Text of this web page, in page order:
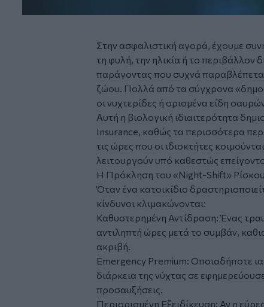
Στην ασφαλιστική αγορά, έχουμε
τη φυλή, την ηλικία ή το περιβάλλον
παράγοντας που συχνά
ζώου. Πολλά από τα σύγχρονα
οι νυχτερίδες ή ορισμένα είδη
Αυτή η βιολογική ιδιαιτερότητα
Insurance, καθώς τα περισσότερα
τις ώρες που οι ιδιοκτήτες
λειτουργούν υπό καθεστώς
Η Πρόκληση του «Night-Shift» Ρίσκου
Όταν ένα κατοικίδιο
κίνδυνοι κλιμακώνονται:
Καθυστερημένη Αντίδραση: Ένας
αντιληπτή ώρες μετά το συμβάν,
ακριβή.
Emergency Premium: Οποιαδήποτε
διάρκεια της νύχτας σε
προσαυξήσεις.
Περιορισμένη Εξειδίκευση: Αν η